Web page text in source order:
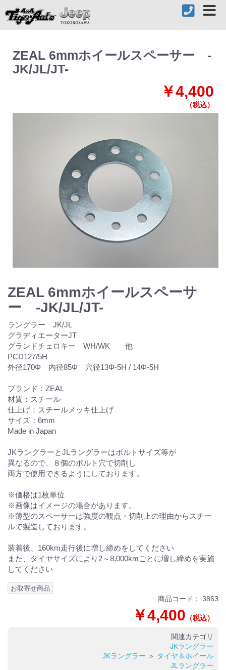
ZEAL 6mmホイールスペーサー -
JK/JL/JT-
￥4,400
（税込）
ZEAL 6mmホイールスペーサ
ー -JK/JL/JT-
ラングラー JK/JL
グラディエーターJT
グランドチェロキー WH/WK 他
PCD127/5H
外径170Φ 内径85Φ 穴径13Φ-5H / 14Φ-5H
ブランド：ZEAL
材質：スチール
仕上げ：スチールメッキ仕上げ
サイズ：6mm
Made in Japan
JKラングラーとJLラングラーはボルトサイズ等が
異なるので、８個のボルト穴で切削し
両方で使用できるようにしております。
※価格は1枚単位
※画像はイメージの場合があります。
※薄型のスペーサーは強度の観点・切削上の理由からスチー
ルで製造しております。
装着後、160km走行後に増し締めをしてください
また、タイヤサイズにより2～8,000kmごとに増し締めを実施
してください
お取寄せ商品
商品コード： 3863
￥4,400 （税込）
関連カテゴリ
JKラングラー
JKラングラー ＞ タイヤ＆ホイール
JLラングラー